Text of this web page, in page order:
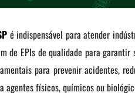
é indispensável para atender
de EPIs de qualidade para
para prevenir acidentes,
agentes físicos, químicos ou